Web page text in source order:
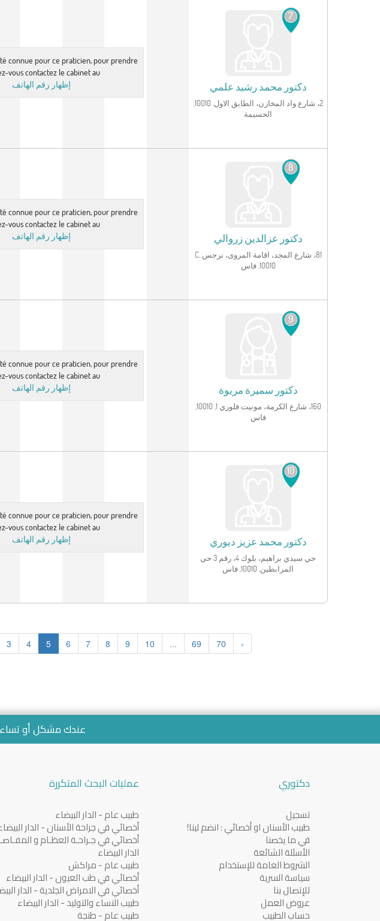
7
دكتور محمد رشيد علمي
الحسيمة
connue pour ce praticien, pour prendre
vous contactez le cabinet au
إظهار رقم الهاتف
8
دكتور عزالدين زروالي
81، شارع المجد، اقامة المروى، نرجس C,
10010, فاس
connue pour ce praticien, pour prendre
vous contactez le cabinet au
إظهار رقم الهاتف
9
دكتور سميرة مريوة
فاس
connue pour ce praticien, pour prendre
vous contactez le cabinet au
إظهار رقم الهاتف
10
دكتور محمد عزيز ديوري
حي سيدي براهيم، بلوك 4، رقم 3 حي
المرابطين, 10010, فاس
connue pour ce praticien, pour prendre
vous contactez le cabinet au
إظهار رقم الهاتف
3 4 5 6 7 8 9 10 ... 69 70 ›
عندك مشكل أو
دكتوري
تسجيل
طبيب الأسنان او أخصائي : انضم لينا!
في ما يخصنا
الأسئلة الشائعة
الشروط العامة للإستخدام
سياسة السرية
للإتصال بنا
عروض العمل
حساب الطبيب
عمليات البحث المتكررة
طبيب عام - الدار البيضاء
أخصائي في جراحة الأسنان - الدار
أخصائي في جـراحـة العظـام و
الدار البيضاء
طبيب عام - مراكش
أخصائي في طب العيون - الدار البيضاء
أخصائي في الامراض الجلدية - الدار
طبيب النساء والتوليد - الدار البيضاء
طبيب عام - طنجة